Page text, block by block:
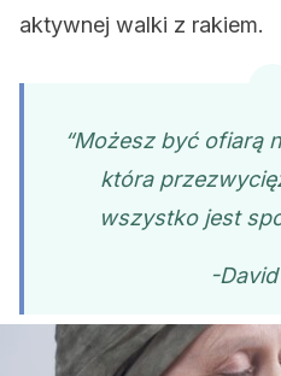
aktywnej walki z rakiem.
“Możesz być ofiarą
która
wszystko jest
-